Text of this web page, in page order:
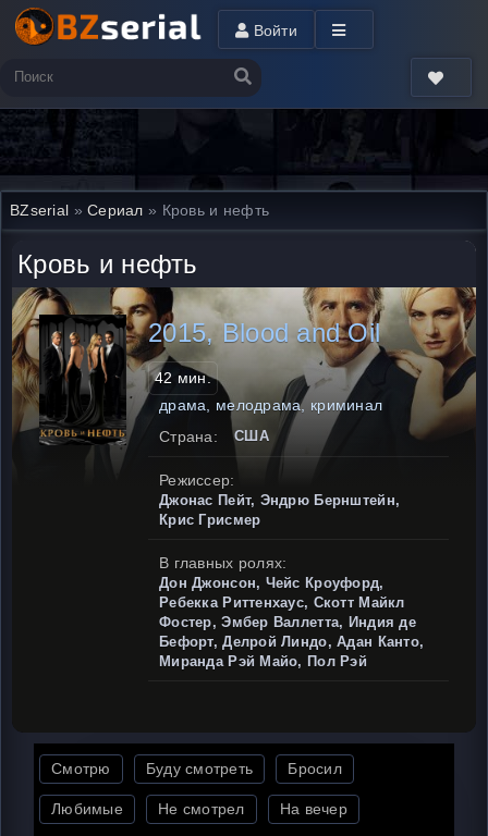
Войти
BZserial »Сериал » Кровь и нефть
Кровь и нефть
2015, Blood and Oil
42 мин.
драма, мелодрама, криминал
Страна:
США
Режиссер:
Джонас Пейт, Эндрю Бернштейн,
Крис Грисмер
В главных ролях:
Дон Джонсон, Чейс Кроуфорд,
Ребекка Риттенхаус, Скотт Майкл
Фостер, Эмбер Валлетта, Индия де
Бефорт, Делрой Линдо, Адан Канто,
Миранда Рэй Майо, Пол Рэй
Смотрю Буду смотреть Бросил
Любимые Не смотрел На вечер